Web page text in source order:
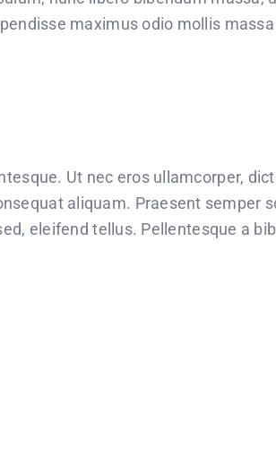
maximus odio mollis
Ut nec eros ullamcorper,
aliquam. Praesent semper
eleifend tellus. Pellentesque a